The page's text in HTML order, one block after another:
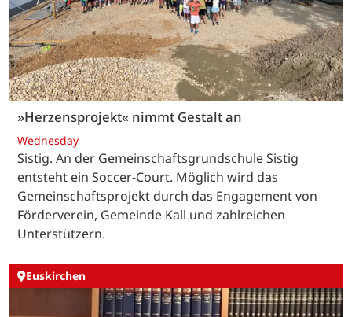
»Herzensprojekt« nimmt Gestalt an
Wednesday
Sistig. An der Gemeinschaftsgrundschule Sistig
entsteht ein Soccer-Court. Möglich wird das
Gemeinschaftsprojekt durch das Engagement von
Förderverein, Gemeinde Kall und zahlreichen
Unterstützern.
Euskirchen